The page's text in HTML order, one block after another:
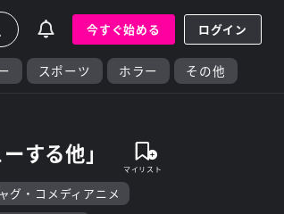
今すぐ始める ログイン
スポーツ ホラー その他
する他」
グ・コメディアニメ